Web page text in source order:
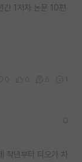
간 1저자 논문 10편
작년부터 티오가 차